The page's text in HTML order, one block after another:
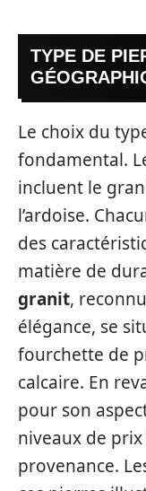
TYPE DE
Le choix du
fondamental.
incluent le
l’ardoise.
des
matière de
granit,
élégance, se
fourchette de
calcaire. En
pour son
niveaux de
provenance.